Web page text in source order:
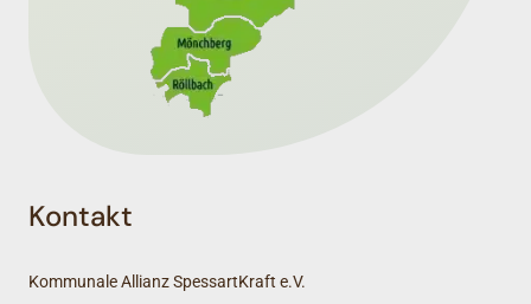
Kontakt
Kommunale Allianz SpessartKraft e.V.